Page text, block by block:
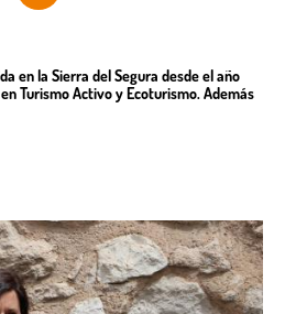
en la Sierra del Segura desde el año
Turismo Activo y Ecoturismo. Además